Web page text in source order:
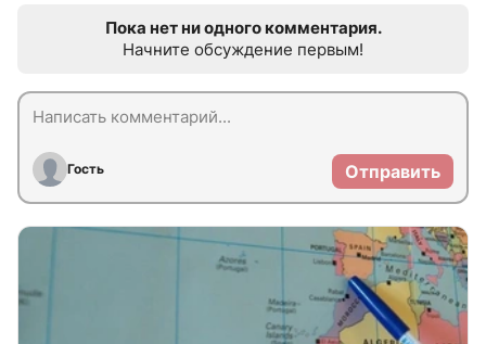
Пока нет ни одного комментария.
Начните обсуждение первым!
Гость Отправить